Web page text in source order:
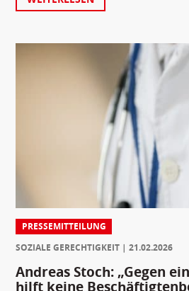
PRESSEMITTEILUNG
SOZIALE GERECHTIGKEIT
21.02.2026
Andreas Stoch: „Gegen
hilft keine